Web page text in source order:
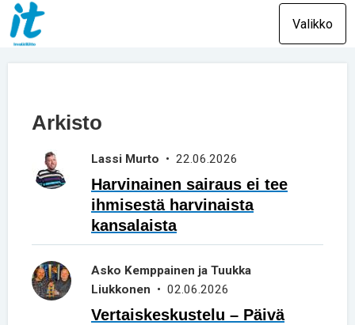
Valikko
Arkisto
Lassi Murto • 22.06.2026
Harvinainen sairaus ei tee
ihmisestä harvinaista
kansalaista
Asko Kemppainen ja Tuukka
Liukkonen • 02.06.2026
Vertaiskeskustelu – Päivä